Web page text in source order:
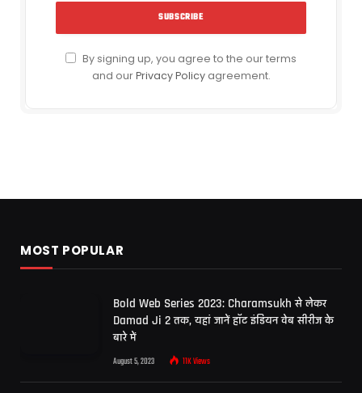
By signing up, you agree to the our terms
and ourPrivacy Policyagreement.
MOST POPULAR
Bold Web Series 2023: Charamsukh से लेकर
Damad Ji 2 तक, यहां जानें हॉट इंडियन वेब सीरीज के
बारे में
August 5, 2023 11KViews